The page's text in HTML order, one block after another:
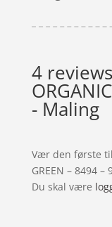
4
- Maling
Vær den første til
GREEN – 8494 –
Du skal være